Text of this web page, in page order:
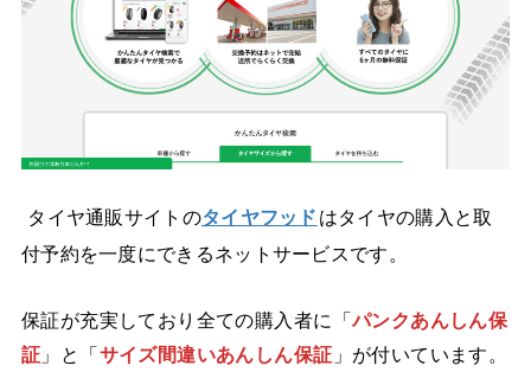
タイヤ通販サイトのタイヤフッド はタイヤの購入と取
付予約を一度にできるネットサービスです。
保証が充実 しており全ての購入者に「パンクあんしん保
証 」と「サイズ間違いあんしん保証 」が付いています。